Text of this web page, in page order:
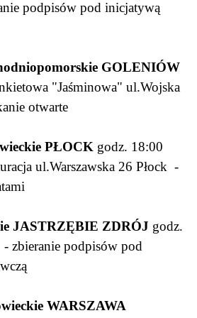
podpisów pod inicjatywą
GOLENIÓW
"Jaśminowa" ul.Wojska
otwarte
PŁOCK godz. 18:00
ul.Warszawska 26 Płock -
JASTRZĘBIE ZDRÓJ godz.
zbieranie podpisów pod
WARSZAWA